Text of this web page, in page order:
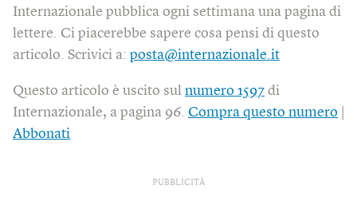
Internazionale pubblica ogni settimana una pagina di
lettere. Ci piacerebbe sapere cosa pensi di questo
articolo. Scrivici a: posta@internazionale.it
Questo articolo è uscito sul numero 1597 di
Internazionale, a pagina 96. Compra questo numero
Abbonati
PUBBLICITÀ